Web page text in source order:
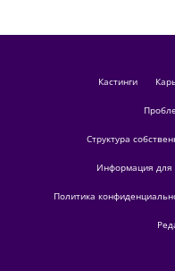
кастинги
Структура
Информация
Политика